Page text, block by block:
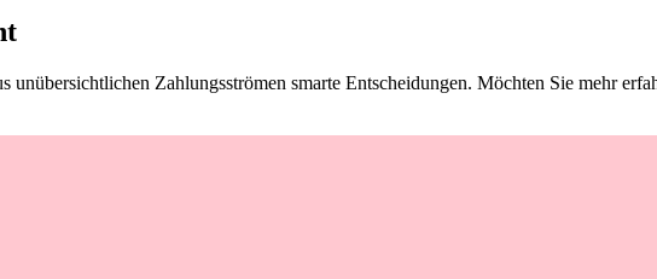
Zahlungsströmen smarte Entscheidungen. Möchten Sie mehr